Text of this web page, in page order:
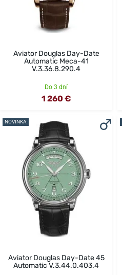
Aviator Douglas Day-Date
Automatic Meca-41
V.3.36.8.290.4
Do 3 dní
1 260 €
NOVINKA
Aviator Douglas Day-Date 45
Automatic V.3.44.0.403.4